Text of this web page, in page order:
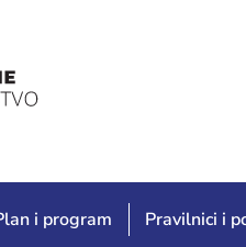
i program Pravilnici i